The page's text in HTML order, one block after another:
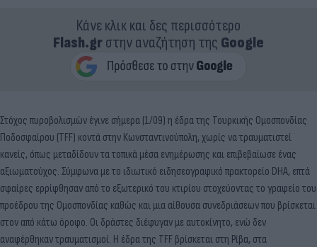
Κάνε κλικ και δες περισσότερο
Flash.grστην αναζήτηση της Google
Στόχος πυροβολισμών έγινε σήμερα (1/09) η έδρα της Τουρκικής Ομοσπονδίας
Ποδοσφαίρου (TFF) κοντά στην Κωνσταντινούπολη, χωρίς να τραυματιστεί
κανείς, όπως μεταδίδουν τα τοπικά μέσα ενημέρωσης και επιβεβαίωσε ένας
αξιωματούχος. Σύμφωνα με το ιδιωτικό ειδησεογραφικό πρακτορείο DHA, επτά
σφαίρες ερρίφθησαν από το εξωτερικό του κτιρίου στοχεύοντας το γραφείο του
προέδρου της Ομοσπονδίας καθώς και μια αίθουσα συνεδριάσεων που βρίσκεται
στον από κάτω όροφο. Οι δράστες διέφυγαν με αυτοκίνητο, ενώ δεν
αναφέρθηκαν τραυματισμοί. Η έδρα της TFF βρίσκεται στη Ρίβα, στα